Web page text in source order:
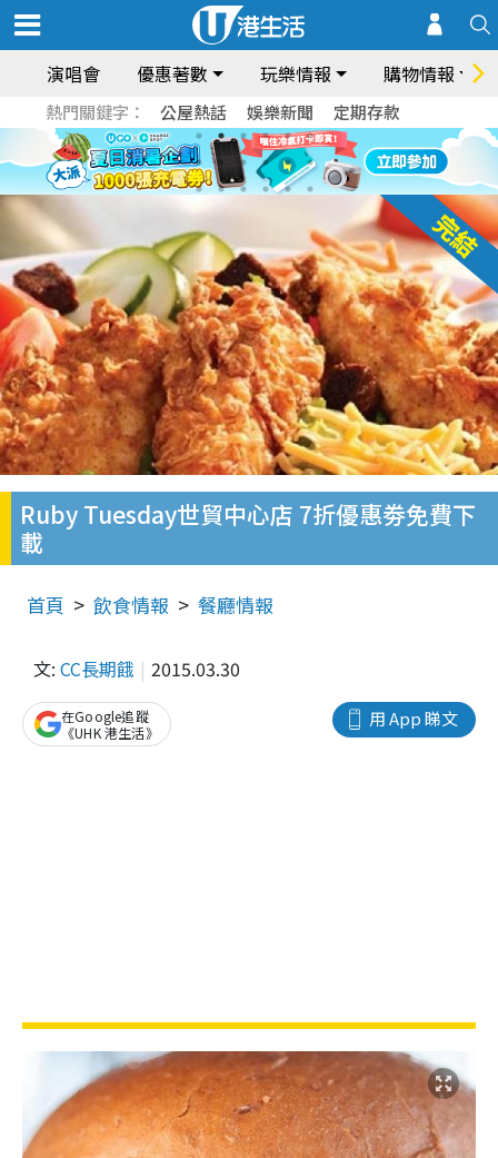
演唱會 優惠著數 玩樂情報 購物情報
熱門關鍵字： 公屋熱話 娛樂新聞 定期存款
Ruby Tuesday世貿中心店 7折優惠劵免費下
載
首頁 飲食情報 餐廳情報
文: CC長期餓 2015.03.30
用 App 睇文
在Google追蹤
《UHK 港生活》